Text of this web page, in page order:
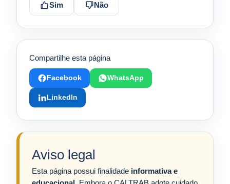
Sim Não
Compartilhe esta página
Facebook WhatsApp
LinkedIn
Aviso legal
Esta página possui finalidade informativa e